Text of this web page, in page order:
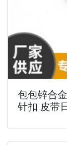
包包锌合
针扣 皮带